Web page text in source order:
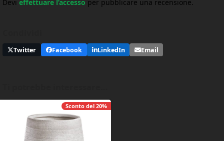
Devi effettuare l’accesso per pubblicare una recensione.
Twitter Facebook LinkedIn Email
Sconto del 20%